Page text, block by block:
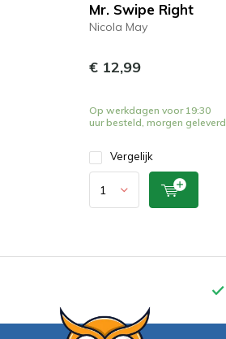
Mr. Swipe Right
Nicola May
€ 12,99
Op werkdagen voor 19:30
uur besteld, morgen geleverd
Vergelijk